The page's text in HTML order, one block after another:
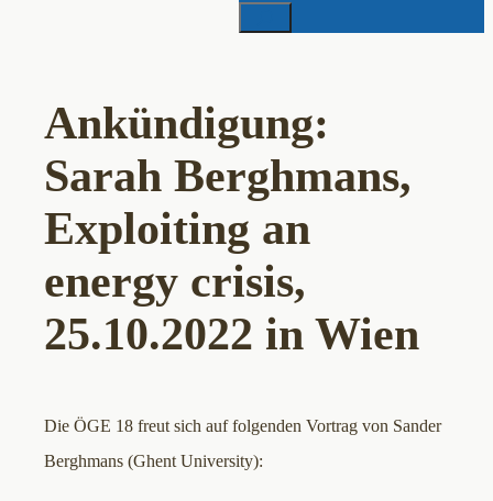
Suchen
Ankündigung:
Sarah Berghmans,
Exploiting an
energy crisis,
25.10.2022 in Wien
Die ÖGE 18 freut sich auf folgenden Vortrag von Sander
Berghmans (Ghent University):